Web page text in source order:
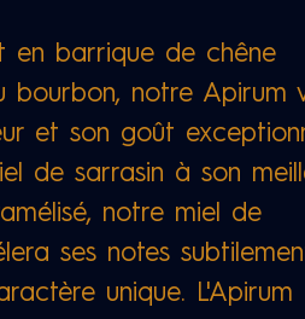
en barrique de chêne
bourbon, notre Apirum
et son goût
de sarrasin à son
notre miel de
ses notes
unique. L'Apirum